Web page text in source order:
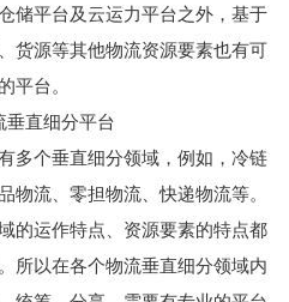
储平台及云运力平台之外，基于
货源等其他物流资源要素也有可
平台。
垂直细分平台
多个垂直细分领域，例如，冷链
物流、零担物流、快递物流等。
的运作特点、资源要素的特点都
所以在各个物流垂直细分领域内